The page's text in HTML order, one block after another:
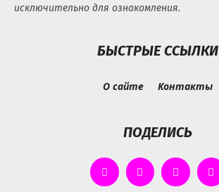
исключительно для ознакомления.
БЫСТРЫЕ ССЫЛКИ
О сайте Контакты
ПОДЕЛИСЬ